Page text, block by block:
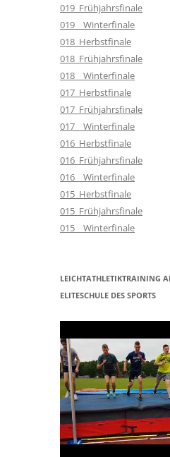
019_Frühjahrsfinale
019__Winterfinale
018_Herbstfinale
018_Frühjahrsfinale
018__Winterfinale
017_Herbstfinale
017_Frühjahrsfinale
017__Winterfinale
016_Herbstfinale
016_Frühjahrsfinale
016__Winterfinale
015_Herbstfinale
015_Frühjahrsfinale
015__Winterfinale
LEICHTATHLETIKTRAINING
ELITESCHULE DES SPORTS